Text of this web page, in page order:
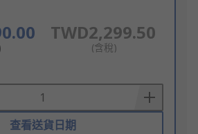
TWD2,299.50
(含稅)
查看送貨日期